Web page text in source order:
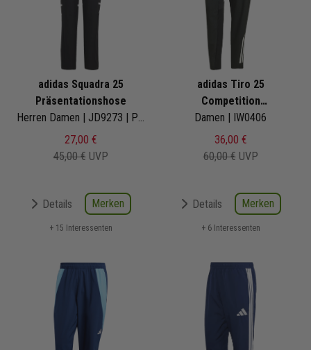
adidas Squadra 25
Präsentationshose
Herren Damen | JD9273 | Presentation Pant
27,00 €
45,00 € UVP
Details Merken
+ 15 Interessenten
adidas Tiro 25
Competition
Präsentationshose
Damen | IW0406
36,00 €
60,00 € UVP
Details Merken
+ 6 Interessenten